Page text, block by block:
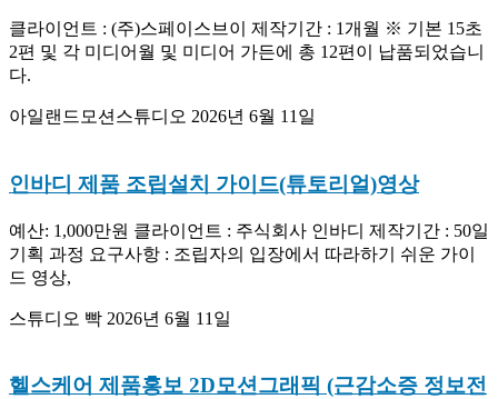
클라이언트 : (주)스페이스브이 제작기간 : 1개월 ※ 기본 15초
2편 및 각 미디어월 및 미디어 가든에 총 12편이 납품되었습니
다.
아일랜드모션스튜디오 2026년 6월 11일
인바디 제품 조립설치 가이드(튜토리얼)영상
예산: 1,000만원 클라이언트 : 주식회사 인바디 제작기간 : 50일
기획 과정 요구사항 : 조립자의 입장에서 따라하기 쉬운 가이
드 영상,
스튜디오 빡 2026년 6월 11일
헬스케어 제품홍보 2D모션그래픽 (근감소증 정보전